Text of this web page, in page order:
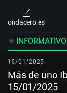
ondacero.es
15/01/2025
Más de uno
15/01/2025